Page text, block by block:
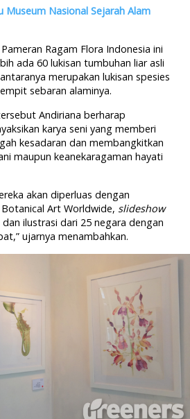
Museum Nasional Sejarah Alam
Ragam Flora Indonesia ini
ada 60 lukisan tumbuhan liar asli
merupakan lukisan spesies
sebaran alaminya.
Andiriana berharap
karya seni yang memberi
kesadaran dan membangkitkan
maupun keanekaragaman hayati
akan diperluas dengan
Art Worldwide, slideshow
dan ilustrasi dari 25 negara dengan
ujarnya menambahkan.